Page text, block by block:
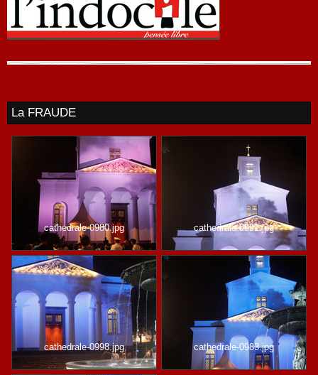
La FRAUDE
cathedrale-0980.jpg cathedrale-0991.jpg
cathedrale-0998.jpg cathedrale-0983.jpg